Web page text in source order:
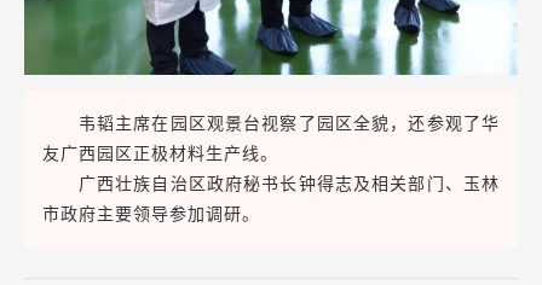
韦韬主席在园区观景台视察了园区全貌，还参观了华
友广西园区正极材料生产线。
广西壮族自治区政府秘书长钟得志及相关部门、玉林
市政府主要领导参加调研。